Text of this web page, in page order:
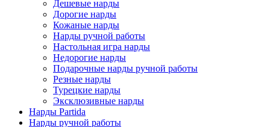
Дешевые нарды
Дорогие нарды
Кожаные нарды
Нарды ручной работы
Настольная игра нарды
Недорогие нарды
Подарочные нарды ручной работы
Резные нарды
Турецкие нарды
Эксклюзивные нарды
Нарды Partida
Нарды ручной работы